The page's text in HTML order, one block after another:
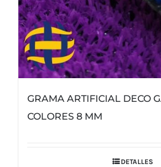
GRAMA ARTIFICIAL DECO
COLORES 8 MM
DETALLES